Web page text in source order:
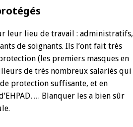
leur lieu de travail : administratifs,
de soignants. Ils l’ont fait très
(les premiers masques en
de très nombreux salariés qui
protection suffisante, et en
Blanquer les a bien sûr